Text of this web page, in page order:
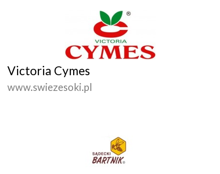
Victoria Cymes
www.swiezesoki.pl